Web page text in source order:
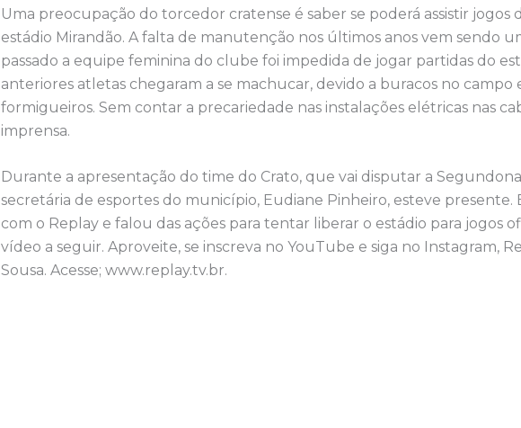
Uma preocupação do torcedor cratense é saber se poderá assistir jogos
estádio Mirandão. A falta de manutenção nos últimos anos vem sendo
passado a equipe feminina do clube foi impedida de jogar partidas do
anteriores atletas chegaram a se machucar, devido a buracos no campo
formigueiros. Sem contar a precariedade nas instalações elétricas nas
imprensa.
Durante a apresentação do time do Crato, que vai disputar a
secretária de esportes do município, Eudiane Pinheiro, esteve presente.
com o Replay e falou das ações para tentar liberar o estádio para jogos
vídeo a seguir. Aproveite, se inscreva no YouTube e siga no Instagram,
Sousa. Acesse; www.replay.tv.br.